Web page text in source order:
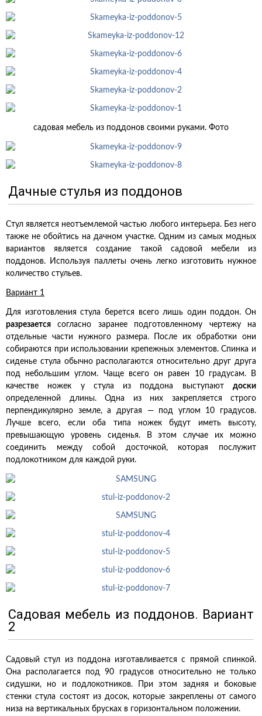
садовая мебель из поддонов своими руками. Фото
Дачные стулья из поддонов
Стул является неотъемлемой частью любого интерьера. Без него
также не обойтись на дачном участке. Одним из самых модных
вариантов является создание такой садовой мебели из
поддонов. Используя паллеты очень легко изготовить нужное
количество стульев.
Вариант 1
Для изготовления стула берется всего лишь один поддон. Он
разрезается согласно заранее подготовленному чертежу на
отдельные части нужного размера. После их обработки они
собираются при использовании крепежных элементов. Спинка и
сиденье стула обычно располагаются относительно друг друга
под небольшим углом. Чаще всего он равен 10 градусам. В
качестве ножек у стула из поддона выступают доски
определенной длины. Одна из них закрепляется строго
перпендикулярно земле, а другая — под углом 10 градусов.
Лучше всего, если оба типа ножек будут иметь высоту,
превышающую уровень сиденья. В этом случае их можно
соединить между собой досточкой, которая послужит
подлокотником для каждой руки.
Садовая мебель из поддонов. Вариант
2
Садовый стул из поддона изготавливается с прямой спинкой.
Она располагается под 90 градусов относительно не только
сидушки, но и подлокотников. При этом задняя и боковые
стенки стула состоят из досок, которые закреплены от самого
низа на вертикальных брусках в горизонтальном положении.